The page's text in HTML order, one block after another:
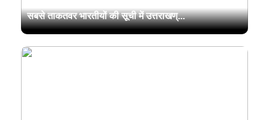
सबसे ताकतवर भारतीयों की सूची में उत्तराखण्...